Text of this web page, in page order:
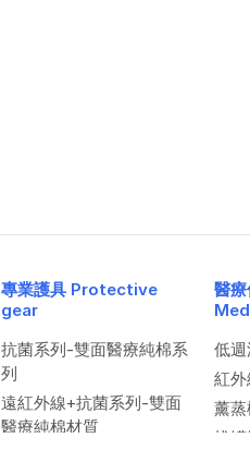
專業護具 Protective
gear
抗菌系列-雙面醫療純棉系
列
遠紅外線+抗菌系列-雙面
醫療純棉材質
醫
低
紅
薰
拔